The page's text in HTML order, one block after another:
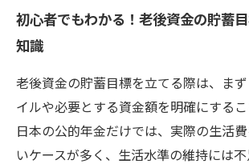
初心者でもわかる！老後資金の貯蓄
知識
老後資金の貯蓄目標を立てる際は、ま
イルや必要とする資金額を明確にするこ
日本の公的年金だけでは、実際の生活
いケースが多く、生活水準の維持には